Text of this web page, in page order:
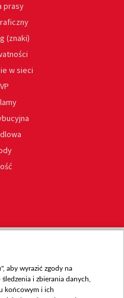
prasy
(znaki)
w sieci
aby wyrazić zgody na
i zbierania danych,
końcowym i ich